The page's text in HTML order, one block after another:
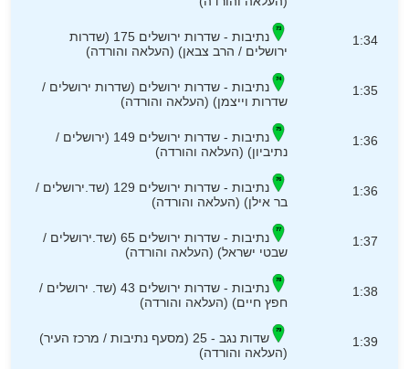
1:34
נתיבות - שדרות ירושלים 175 (שדרות
ירושלים / הרב צבאן) (העלאה והורדה)
1:35
נתיבות - שדרות ירושלים (שדרות ירושלים /
שדרות וייצמן) (העלאה והורדה)
1:36
נתיבות - שדרות ירושלים 149 (ירושלים /
נתיביון) (העלאה והורדה)
1:36
נתיבות - שדרות ירושלים 129 (שד.ירושלים /
בר אילן) (העלאה והורדה)
1:37
נתיבות - שדרות ירושלים 65 (שד.ירושלים /
שבטי ישראל) (העלאה והורדה)
1:38
נתיבות - שדרות ירושלים 43 (שד. ירושלים /
חפץ חיים) (העלאה והורדה)
1:39
שדות נגב - 25 (מסעף נתיבות / מרכז העיר)
(העלאה והורדה)